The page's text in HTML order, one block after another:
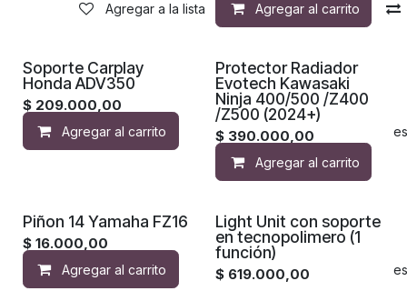
Agregar a la lista de deseosAgregar al carrito
Soporte Carplay
Honda ADV350
$ 209.000,00
Agregar al carrito Agregar a la lista de
Protector Radiador
Evotech Kawasaki
Ninja 400/500 /Z400
/Z500 (2024+)
$ 390.000,00
Agregar al carrito
Piñon 14 Yamaha FZ16
$ 16.000,00
Agregar al carrito Agregar a la lista de
Light Unit con soporte
en tecnopolimero (1
función)
$ 619.000,00